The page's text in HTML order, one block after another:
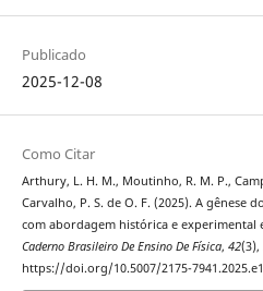
Publicado
2025-12-08
Como Citar
Arthury, L. H. M., Moutinho, R. M. P.,
Carvalho, P. S. de O. F. (2025). A gênese
com abordagem histórica e experimental
Caderno Brasileiro De Ensino De Física, 42(3),
https://doi.org/10.5007/2175-